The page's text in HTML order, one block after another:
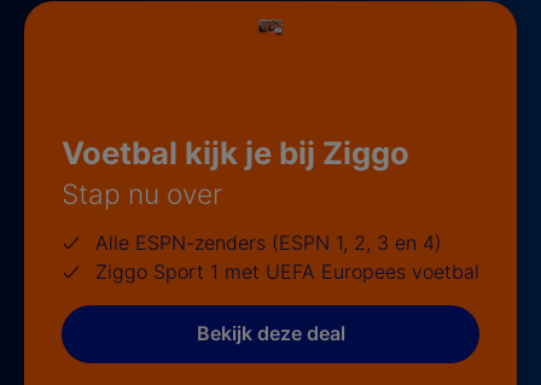
Voetbal kijk je bij Ziggo
Stap nu over
Alle ESPN-zenders (ESPN 1, 2, 3 en 4)
Ziggo Sport 1 met UEFA Europees voetbal
Bekijk deze deal